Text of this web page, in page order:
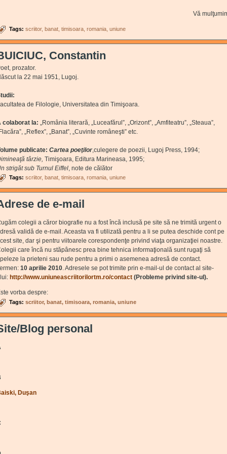
Vă
Tags: scriitor banat timisoara romania uniune
Constantin
prozator.
la 22 mai 1951, Lugoj.
de Filologie, Universitatea din Timişoara.
colaborat la: „România literară, „Luceafărul”, „Orizont”, „Amfiteatru”, „Steaua”,
„Reflex”, „Banat”, „Cuvinte româneşti” etc.
publicate: Cartea poeţilor,culegere de poezii, Lugoj Press, 1994;
târzie, Timişoara, Editura Marineasa, 1995;
strigăt sub Turnul Eiffel, note de călător
Tags: scriitor banat timisoara romania uniune
de e-mail
colegii a căror biografie nu a fost încă inclusă pe site să ne trimită urgent o
validă de e-mail. Aceasta va fi utilizată pentru a li se putea deschide cont pe
site, dar şi pentru viitoarele corespondenţe privind viaţa organizaţiei noastre.
care încă nu stăpânesc prea bine tehnica informaţională sunt rugaţi să
la prieteni sau rude pentru a primi o asemenea adresă de contact.
10 aprilie 2010. Adresele se pot trimite prin e-mail-ul de contact al site-
http://www.uniuneascriitorilortm.ro/contact (Probleme privind site-ul).
vorba despre:
Tags: scriitor banat timisoara romania uniune
Blog personal
Duşan